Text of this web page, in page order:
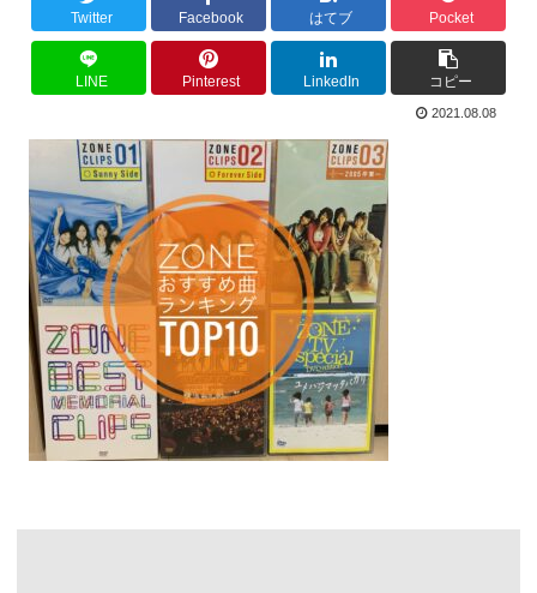
Twitter Facebook はてブ Pocket
LINE Pinterest LinkedIn コピー
2021.08.08